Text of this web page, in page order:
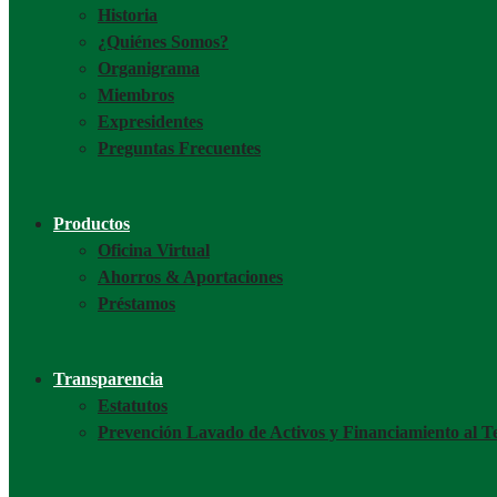
Historia
¿Quiénes Somos?
Organigrama
Miembros
Expresidentes
Preguntas Frecuentes
Productos
Oficina Virtual
Ahorros & Aportaciones
Préstamos
Transparencia
Estatutos
Prevención Lavado de Activos y Financiamiento al